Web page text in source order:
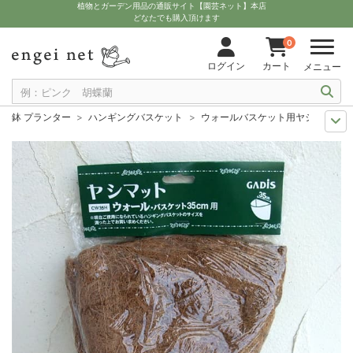
植物とガーデン用品の通販サイト【園芸ネット】本店
どなたでも購入頂けます
ログイン
0
カート メニュー
鉢 プランター ハンギングバスケット
ウォールバスケット用ヤシマット
11月中下旬予約
グッズ・資材
ウォールバスケット用ヤシマット幅35cm
12月上中旬予約
グッズ・資材
ウォールバスケット用ヤシマット幅35cm
10月中下旬予約
グッズ・資材 ウォールバスケット用ヤシマット幅35cm